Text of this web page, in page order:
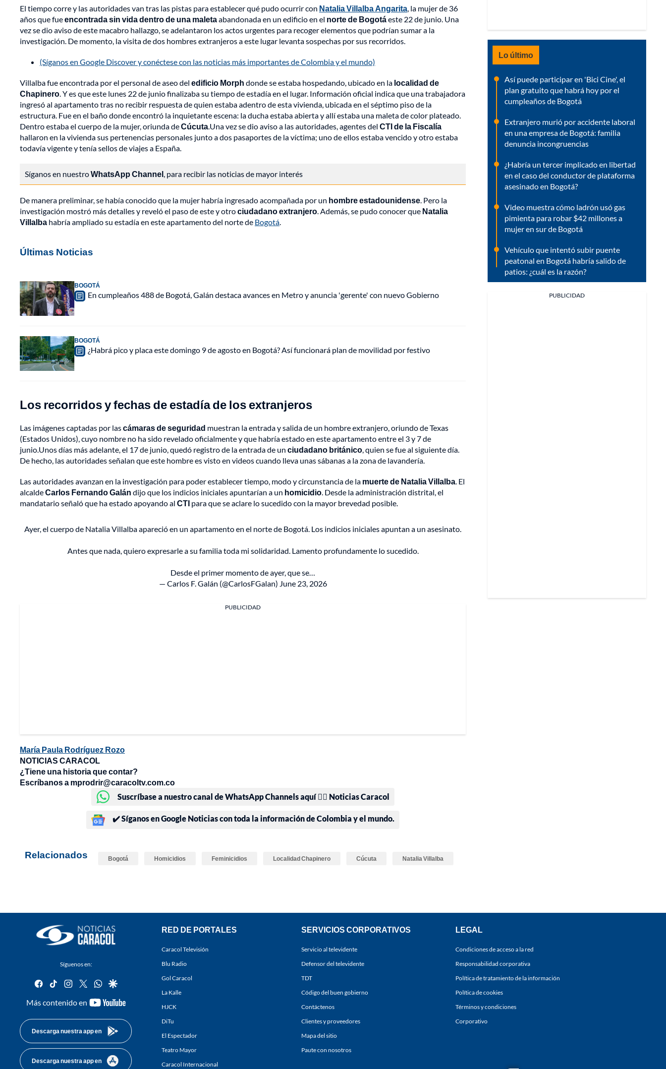
El tiempo corre y las autoridades van tras las pistas para establecer qué pudo ocurrir con Natalia Villalba Angarita, la mujer de 36
años que fueencontrada sin vida dentro de una maletaabandonada en un edificio en el norte de Bogotáeste 22 de junio. Una
vez se dio aviso de este macabro hallazgo, se adelantaron los actos urgentes para recoger elementos que podrían sumar a la
investigación. De momento, la visita de dos hombres extranjeros a este lugar levanta sospechas por sus recorridos.
(Síganos en Google Discover y conéctese con las noticias más importantes de Colombia y el mundo)
Villalba fue encontrada por el personal de aseo del edificio Morph donde se estaba hospedando, ubicado en la localidad de
Chapinero. Y es que este lunes 22 de junio finalizaba su tiempo de estadía en el lugar. Información oficial indica que una trabajadora
ingresó al apartamento tras no recibir respuesta de quien estaba adentro de esta vivienda, ubicada en el séptimo piso de la
estructura. Fue en el baño donde encontró la inquietante escena: la ducha estaba abierta y allí estaba una maleta de color plateado.
Dentro estaba el cuerpo de la mujer, oriunda deCúcuta.Una vez se dio aviso a las autoridades, agentes del CTI de la Fiscalía
hallaron en la vivienda sus pertenencias personales junto a dos pasaportes de la víctima; uno de ellos estaba vencido y otro estaba
todavía vigente y tenía sellos de viajes a España.
Síganos en nuestroWhatsApp Channel, para recibir las noticias de mayor interés
De manera preliminar, se había conocido que la mujer habría ingresado acompañada por un hombre estadounidense. Pero la
investigación mostró más detalles y reveló el paso de este y otrociudadano extranjero. Además, se pudo conocer que Natalia
Villalba habría ampliado su estadía en este apartamento del norte de Bogotá.
Últimas Noticias
BOGOTÁ
En cumpleaños 488 de Bogotá, Galán destaca avances en Metro y anuncia 'gerente' con nuevo Gobierno
BOGOTÁ
¿Habrá pico y placa este domingo 9 de agosto en Bogotá? Así funcionará plan de movilidad por festivo
Los recorridos y fechas de estadía de los extranjeros
Las imágenes captadas por lascámaras de seguridad muestran la entrada y salida de un hombre extranjero, oriundo de Texas
(Estados Unidos), cuyo nombre no ha sido revelado oficialmente y que habría estado en este apartamento entre el 3 y 7 de
junio.Unos días más adelante, el 17 de junio, quedó registro de la entrada de un ciudadano británico, quien se fue al siguiente día.
De hecho, las autoridades señalan que este hombre es visto en videos cuando lleva unas sábanas a la zona de lavandería.
Las autoridades avanzan en la investigación para poder establecer tiempo, modo y circunstancia de la muerte de Natalia Villalba. El
alcaldeCarlos Fernando Galán dijo que los indicios iniciales apuntarían a un homicidio. Desde la administración distrital, el
mandatario señaló que ha estado apoyando al CTI para que se aclare lo sucedido con la mayor brevedad posible.
Ayer, el cuerpo de Natalia Villalba apareció en un apartamento en el norte de Bogotá. Los indicios iniciales apuntan a un asesinato.
Antes que nada, quiero expresarle a su familia toda mi solidaridad. Lamento profundamente lo sucedido.
Desde el primer momento de ayer, que se…
— Carlos F. Galán (@CarlosFGalan) June 23, 2026
PUBLICIDAD
María Paula Rodríguez Rozo
NOTICIAS CARACOL
¿Tiene una historia que contar?
Escríbanos a mprodrir@caracoltv.com.co
Suscríbase a nuestro canal de WhatsApp Channels aquí 👉🏻 Noticias Caracol
✔️ Síganos en Google Noticias con toda la información de Colombia y el mundo.
Relacionados Bogotá Homicidios Feminicidios Localidad Chapinero Cúcuta Natalia Villalba
Lo último
Así puede participar en 'Bici Cine', el
plan gratuito que habrá hoy por el
cumpleaños de Bogotá
Extranjero murió por accidente laboral
en una empresa de Bogotá: familia
denuncia incongruencias
¿Habría un tercer implicado en libertad
en el caso del conductor de plataforma
asesinado en Bogotá?
Video muestra cómo ladrón usó gas
pimienta para robar $42 millones a
mujer en sur de Bogotá
Vehículo que intentó subir puente
peatonal en Bogotá habría salido de
patios: ¿cuál es la razón?
PUBLICIDAD
Síguenos en:
facebook
tiktok instagram
twitterwhatsapp
google
Más contenido en
youtube-
Descarga nuestra app en
Descarga nuestra app en
RED DE PORTALES
Caracol Televisión
Blu Radio
Gol Caracol
La Kalle
HJCK
DiTu
El Espectador
Teatro Mayor
Caracol Internacional
SERVICIOS CORPORATIVOS
Servicio al televidente
Defensor del televidente
TDT
Código del buen gobierno
Contáctenos
Clientes y proveedores
Mapa del sitio
Paute con nosotros
LEGAL
Condiciones de acceso a la red
Responsabilidad corporativa
Política de tratamiento de la información
Política de cookies
Términos y condiciones
Corporativo